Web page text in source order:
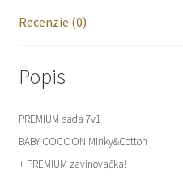
Lapače
Recenzie (0)
Popis
PREMIUM sada 7v1
BABY COCOON Minky&Cotton
+ PREMIUM zavinovačka!